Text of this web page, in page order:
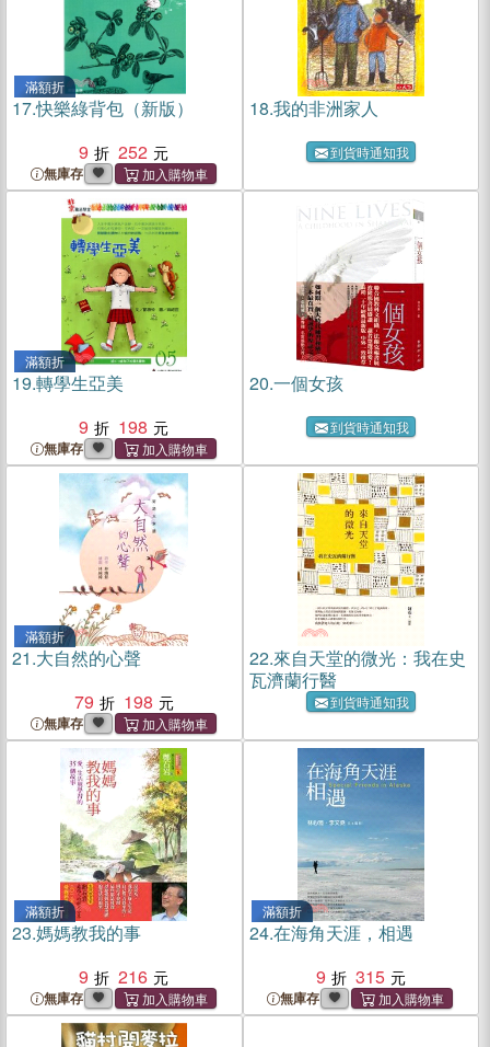
滿額折
17.快樂綠背包（新版）
9
252
無庫存
18.我的非洲家人
到貨時通知我
滿額折
19.轉學生亞美
9
198
無庫存
20.一個女孩
到貨時通知我
滿額折
21.大自然的心聲
79
198
無庫存
22.來自天堂的微光：我在史
瓦濟蘭行醫
到貨時通知我
滿額折
23.媽媽教我的事
9
216
無庫存
滿額折
24.在海角天涯，相遇
9
315
無庫存